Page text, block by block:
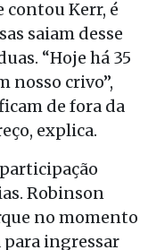
contou Kerr, é
saiam desse
“Hoje há 35
nosso crivo”,
de fora da
explica.
Robinson
no momento
para ingressar